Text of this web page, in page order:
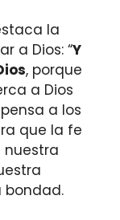
la
a Dios: “Y
, porque
a Dios
a los
que la fe
nuestra
bondad.